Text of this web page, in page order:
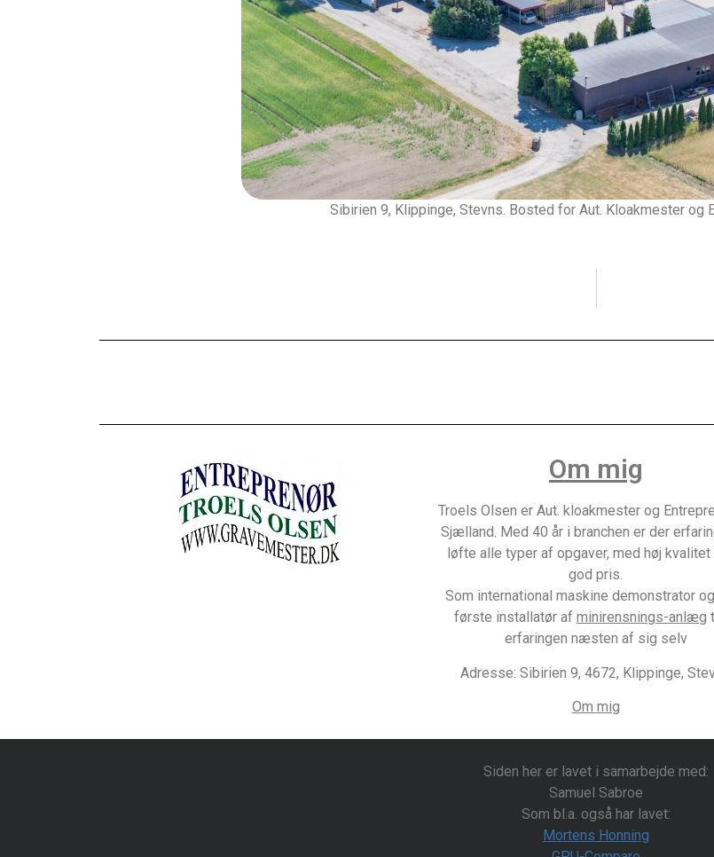
Sibirien 9, Klippinge, Stevns. Bosted for Aut. Kloakmester og
Om mig
Troels Olsen er Aut. kloakmester og
Sjælland. Med 40 år i branchen er der
løfte alle typer af opgaver, med høj kvalitet
god pris.
Som international maskine demonstrator
første installatør af minirensnings-anlæg
erfaringen næsten af sig selv
Adresse: Sibirien 9, 4672, Klippinge,
Om mig
Siden her er lavet i samarbejde med:
Samuel Sabroe
Som bl.a. også har lavet:
Mortens Honning